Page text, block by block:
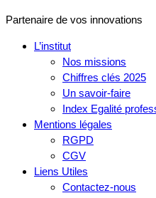
Partenaire de vos innovations
L’institut
Nos missions
Chiffres clés 2025
Un savoir-faire
Index Egalité
Mentions légales
RGPD
CGV
Liens Utiles
Contactez-nous